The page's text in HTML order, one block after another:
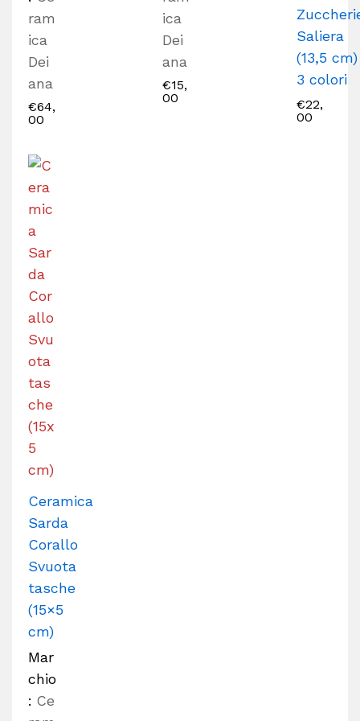
ram
ica
Dei
ana
€64,
00
ica
Dei
ana
€15,
00
Saliera
(13,5
3 colori
€22,
00
Ceramica
Sarda
Corallo
Svuota
tasche
(15×5
cm)
Mar
chio
: Ce